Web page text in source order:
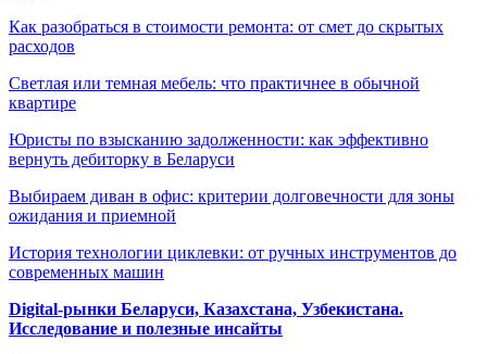
Как разобраться в стоимости ремонта: от смет до скрытых
расходов
Светлая или темная мебель: что практичнее в обычной
квартире
Юристы по взысканию задолженности: как эффективно
вернуть дебиторку в Беларуси
Выбираем диван в офис: критерии долговечности для зоны
ожидания и приемной
История технологии циклевки: от ручных инструментов до
современных машин
Digital-рынки Беларуси, Казахстана, Узбекистана.
Исследование и полезные инсайты